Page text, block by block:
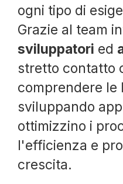
ogni tipo di
Grazie al team
sviluppatori ed
stretto contatto
comprendere le
sviluppando
ottimizzino i
l'efficienza e
crescita.